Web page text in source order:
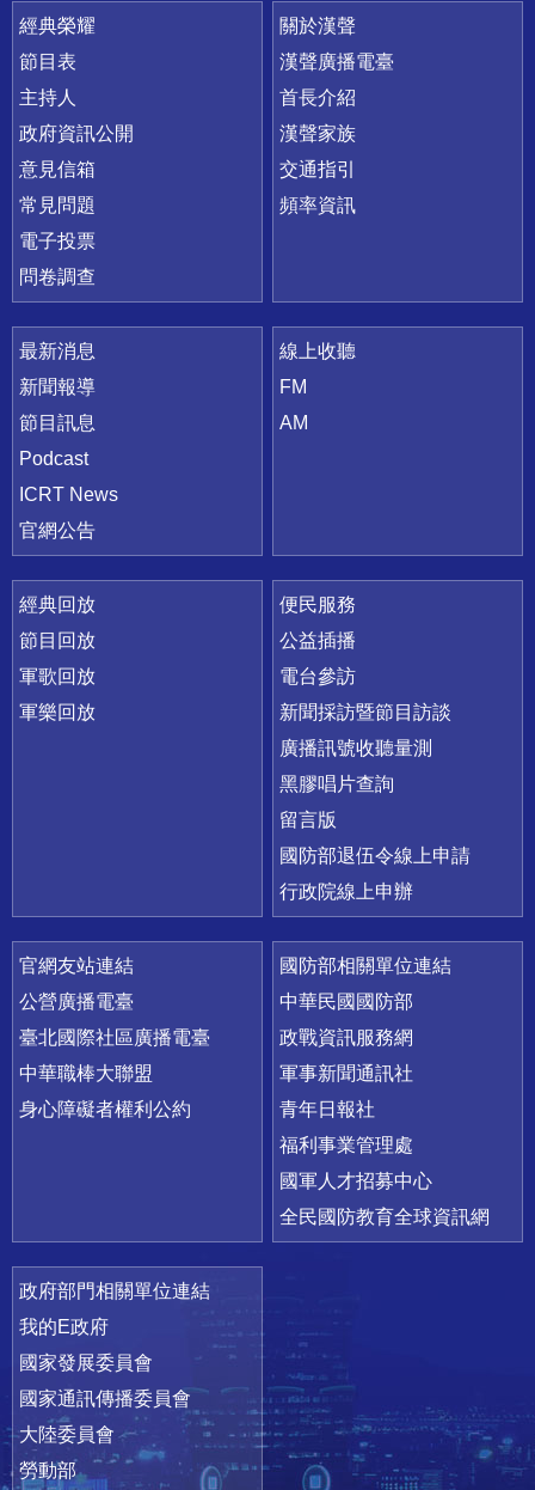
快速連結
經典榮耀
節目表
主持人
政府資訊公開
意見信箱
常見問題
電子投票
問卷調查
關於漢聲
漢聲廣播電臺
首長介紹
漢聲家族
交通指引
頻率資訊
最新消息
新聞報導
節目訊息
Podcast
ICRT News
官網公告
線上收聽
FM
AM
經典回放
節目回放
軍歌回放
軍樂回放
便民服務
公益插播
電台參訪
新聞採訪暨節目訪談
廣播訊號收聽量測
黑膠唱片查詢
留言版
國防部退伍令線上申請
行政院線上申辦
官網友站連結
公營廣播電臺
臺北國際社區廣播電臺
中華職棒大聯盟
身心障礙者權利公約
國防部相關單位連結
中華民國國防部
政戰資訊服務網
軍事新聞通訊社
青年日報社
福利事業管理處
國軍人才招募中心
全民國防教育全球資訊網
政府部門相關單位連結
我的E政府
國家發展委員會
國家通訊傳播委員會
大陸委員會
勞動部